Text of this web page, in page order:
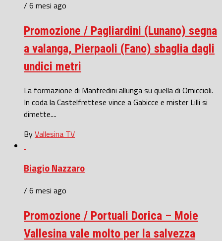
/ 6 mesi ago
Promozione / Pagliardini (Lunano) segna
a valanga, Pierpaoli (Fano) sbaglia dagli
undici metri
La formazione di Manfredini allunga su quella di Omiccioli.
In coda la Castelfrettese vince a Gabicce e mister Lilli si
dimette....
ByVallesina TV
Biagio Nazzaro
/ 6 mesi ago
Promozione / Portuali Dorica – Moie
Vallesina vale molto per la salvezza